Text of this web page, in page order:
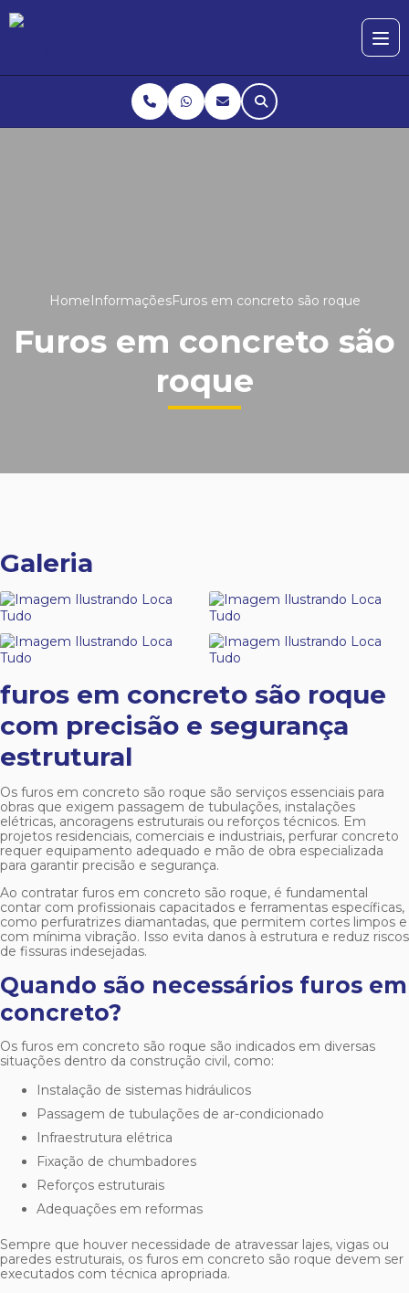
HomeInformaçõesFuros em concreto são roque
Furos em concreto são
roque
Galeria
furos em concreto são roque
com precisão e segurança
estrutural
Os furos em concreto são roque são serviços essenciais para
obras que exigem passagem de tubulações, instalações
elétricas, ancoragens estruturais ou reforços técnicos. Em
projetos residenciais, comerciais e industriais, perfurar concreto
requer equipamento adequado e mão de obra especializada
para garantir precisão e segurança.
Ao contratar furos em concreto são roque, é fundamental
contar com profissionais capacitados e ferramentas específicas,
como perfuratrizes diamantadas, que permitem cortes limpos e
com mínima vibração. Isso evita danos à estrutura e reduz riscos
de fissuras indesejadas.
Quando são necessários furos em
concreto?
Os furos em concreto são roque são indicados em diversas
situações dentro da construção civil, como:
Instalação de sistemas hidráulicos
Passagem de tubulações de ar-condicionado
Infraestrutura elétrica
Fixação de chumbadores
Reforços estruturais
Adequações em reformas
Sempre que houver necessidade de atravessar lajes, vigas ou
paredes estruturais, os furos em concreto são roque devem ser
executados com técnica apropriada.